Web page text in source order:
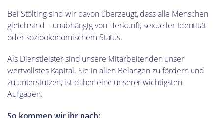
Bei Stölting sind wir davon überzeugt, dass alle Menschen
gleich sind – unabhängig von Herkunft, sexueller Identität
oder sozioökonomischem Status.
Als Dienstleister sind unsere Mitarbeitenden unser
wertvollstes Kapital. Sie in allen Belangen zu fördern und
zu unterstützen, ist daher eine unserer wichtigsten
Aufgaben.
So kommen wir ihr nach: